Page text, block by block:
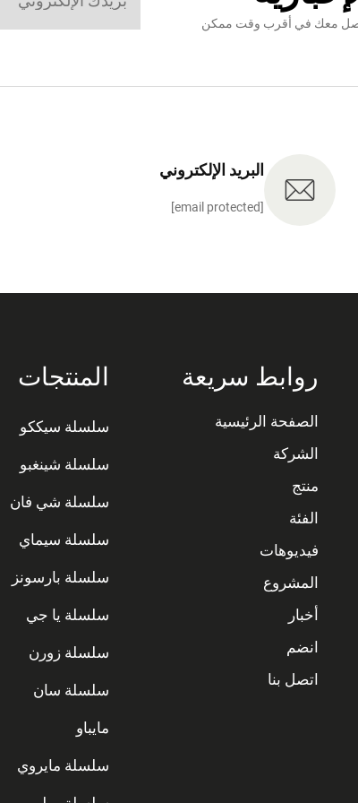
معك في أقرب وقت ممكن
البريد الإلكتروني
[email protected]
روابط سريعة
الصفحة الرئيسية
الشركة
منتج
الفئة
فيديوهات
المشروع
أخبار
انضم
اتصل بنا
المنتجات
سلسلة سيككو
سلسلة شينغبو
سلسلة شي فان
سلسلة سيماي
سلسلة بارسونز
سلسلة يا جي
سلسلة زورن
سلسلة سان
مايباو
سلسلة مايروي